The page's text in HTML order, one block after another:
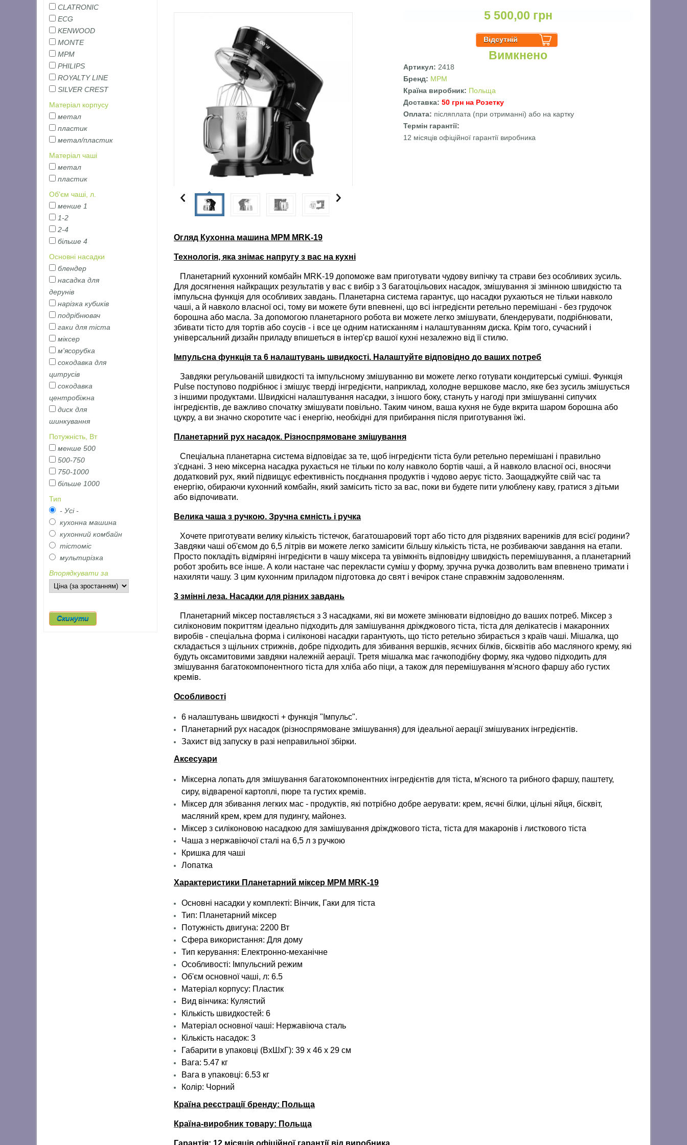
5 500,00 грн
Вимкнено
Артикул:2418
Бренд: MPM
Країна виробник: Польща
Доставка:50 грн на Розетку
Оплата: післяплата (при отриманні) або на картку
Термін гарантії:
12 місяців офіційної гарантії виробника
Огляд Кухонна машина MPM MRK-19
Технологія, яка знімає напругу з вас на кухні
Планетарний кухонний комбайн MRK-19 допоможе вам приготувати чудову випічку та страви без особливих зусиль.
Для досягнення найкращих результатів у вас є вибір з 3 багатоцільових насадок, змішування зі змінною швидкістю та
імпульсна функція для особливих завдань. Планетарна система гарантує, що насадки рухаються не тільки навколо
чаші, а й навколо власної осі, тому ви можете бути впевнені, що всі інгредієнти ретельно перемішані - без грудочок
борошна або масла. За допомогою планетарного робота ви можете легко змішувати, блендерувати, подрібнювати,
збивати тісто для тортів або соусів - і все це одним натисканням і налаштуванням диска. Крім того, сучасний і
універсальний дизайн приладу впишеться в інтер'єр вашої кухні незалежно від її стилю.
Імпульсна функція та 6 налаштувань швидкості. Налаштуйте відповідно до ваших потреб
Завдяки регульованій швидкості та імпульсному змішуванню ви можете легко готувати кондитерські суміші. Функція
Pulse поступово подрібнює і змішує тверді інгредієнти, наприклад, холодне вершкове масло, яке без зусиль змішується
з іншими продуктами. Швидкісні налаштування насадки, з іншого боку, стануть у нагоді при змішуванні сипучих
інгредієнтів, де важливо спочатку змішувати повільно. Таким чином, ваша кухня не буде вкрита шаром борошна або
цукру, а ви значно скоротите час і енергію, необхідні для прибирання після приготування їжі.
Планетарний рух насадок. Різноспрямоване змішування
Спеціальна планетарна система відповідає за те, щоб інгредієнти тіста були ретельно перемішані і правильно
з'єднані. З нею міксерна насадка рухається не тільки по колу навколо бортів чаші, а й навколо власної осі, вносячи
додатковий рух, який підвищує ефективність поєднання продуктів і чудово аерує тісто. Заощаджуйте свій час та
енергію, обираючи кухонний комбайн, який замісить тісто за вас, поки ви будете пити улюблену каву, гратися з дітьми
або відпочивати.
Велика чаша з ручкою. Зручна ємність і ручка
Хочете приготувати велику кількість тістечок, багатошаровий торт або тісто для різдвяних вареників для всієї родини?
Завдяки чаші об'ємом до 6,5 літрів ви можете легко замісити більшу кількість тіста, не розбиваючи завдання на етапи.
Просто покладіть відміряні інгредієнти в чашу міксера та увімкніть відповідну швидкість перемішування, а планетарний
робот зробить все інше. А коли настане час перекласти суміш у форму, зручна ручка дозволить вам впевнено тримати і
нахиляти чашу. З цим кухонним приладом підготовка до свят і вечірок стане справжнім задоволенням.
3 змінні леза. Насадки для різних завдань
Планетарний міксер поставляється з 3 насадками, які ви можете змінювати відповідно до ваших потреб. Міксер з
силіконовим покриттям ідеально підходить для замішування дріжджового тіста, тіста для делікатесів і макаронних
виробів - спеціальна форма і силіконові насадки гарантують, що тісто ретельно збирається з країв чаші. Мішалка, що
складається з щільних стрижнів, добре підходить для збивання вершків, яєчних білків, бісквітів або масляного крему, які
будуть оксамитовими завдяки належній аерації. Третя мішалка має гачкоподібну форму, яка чудово підходить для
змішування багатокомпонентного тіста для хліба або піци, а також для перемішування м'ясного фаршу або густих
кремів.
Особливості
6 налаштувань швидкості + функція "Імпульс".
Планетарний рух насадок (різноспрямоване змішування) для ідеальної аерації змішуваних інгредієнтів.
Захист від запуску в разі неправильної збірки.
Аксесуари
Міксерна лопать для змішування багатокомпонентних інгредієнтів для тіста, м'ясного та рибного фаршу, паштету,
сиру, відвареної картоплі, пюре та густих кремів.
Міксер для збивання легких мас - продуктів, які потрібно добре аерувати: крем, яєчні білки, цільні яйця, бісквіт,
масляний крем, крем для пудингу, майонез.
Міксер з силіконовою насадкою для замішування дріжджового тіста, тіста для макаронів і листкового тіста
Чаша з нержавіючої сталі на 6,5 л з ручкою
Кришка для чаші
Лопатка
Характеристики Планетарний міксер MPM MRK-19
Основні насадки у комплекті: Вінчик, Гаки для тіста
Тип: Планетарний міксер
Потужність двигуна: 2200 Вт
Сфера використання: Для дому
Тип керування: Електронно-механічне
Особливості: Імпульсний режим
Об'єм основної чаші, л: 6.5
Матеріал корпусу: Пластик
Вид вінчика: Кулястий
Кількість швидкостей: 6
Матеріал основної чаші: Нержавіюча сталь
Кількість насадок: 3
Габарити в упаковці (ВхШхГ): 39 x 46 x 29 см
Вага: 5.47 кг
Вага в упаковці: 6.53 кг
Колір: Чорний
Країна реєстрації бренду: Польща
Країна-виробник товару: Польща
Гарантія: 12 місяців офіційної гарантії від виробника
CLATRONIC
ECG
KENWOOD
MONTE
MPM
PHILIPS
ROYALTY LINE
SILVER CREST
Матеріал корпусу
метал
пластик
метал/пластик
Матеріал чаші
метал
пластик
Об'єм чаші, л.
менше 1
1-2
2-4
більше 4
Основні насадки
блендер
насадка для
дерунів
нарізка кубиків
подрібнювач
гаки для тіста
міксер
м'ясорубка
сокодавка для
цитрусів
сокодавка
центробіжна
диск для
шинкування
Потужність, Вт
менше 500
500-750
750-1000
більше 1000
Тип
- Усі -
кухонна машина
кухонний комбайн
тістоміс
мультирізка
Впорядкувати за